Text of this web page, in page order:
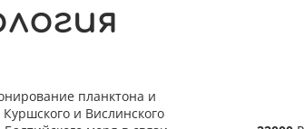
планктона и
Куршского и Вислинского